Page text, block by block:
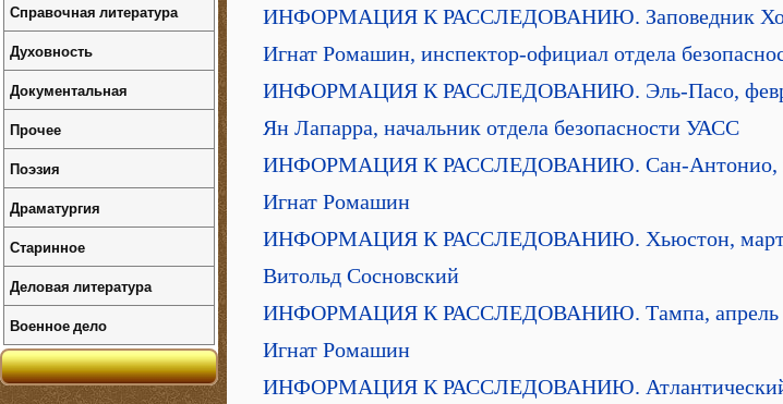
ИНФОРМАЦИЯ К РАССЛЕДОВАНИЮ. Заповедник
Игнат Ромашин, инспектор-официал отдела
ИНФОРМАЦИЯ К РАССЛЕДОВАНИЮ. Эль-Пасо,
Ян Лапарра, начальник отдела безопасности УАСС
ИНФОРМАЦИЯ К РАССЛЕДОВАНИЮ. Сан-Антонио,
Игнат Ромашин
ИНФОРМАЦИЯ К РАССЛЕДОВАНИЮ. Хьюстон, март
Витольд Сосновский
ИНФОРМАЦИЯ К РАССЛЕДОВАНИЮ. Тампа, апрель
Игнат Ромашин
ИНФОРМАЦИЯ К РАССЛЕДОВАНИЮ. Атлантический
Справочная литература
Духовность
Документальная
Прочее
Поэзия
Драматургия
Старинное
Деловая литература
Военное дело